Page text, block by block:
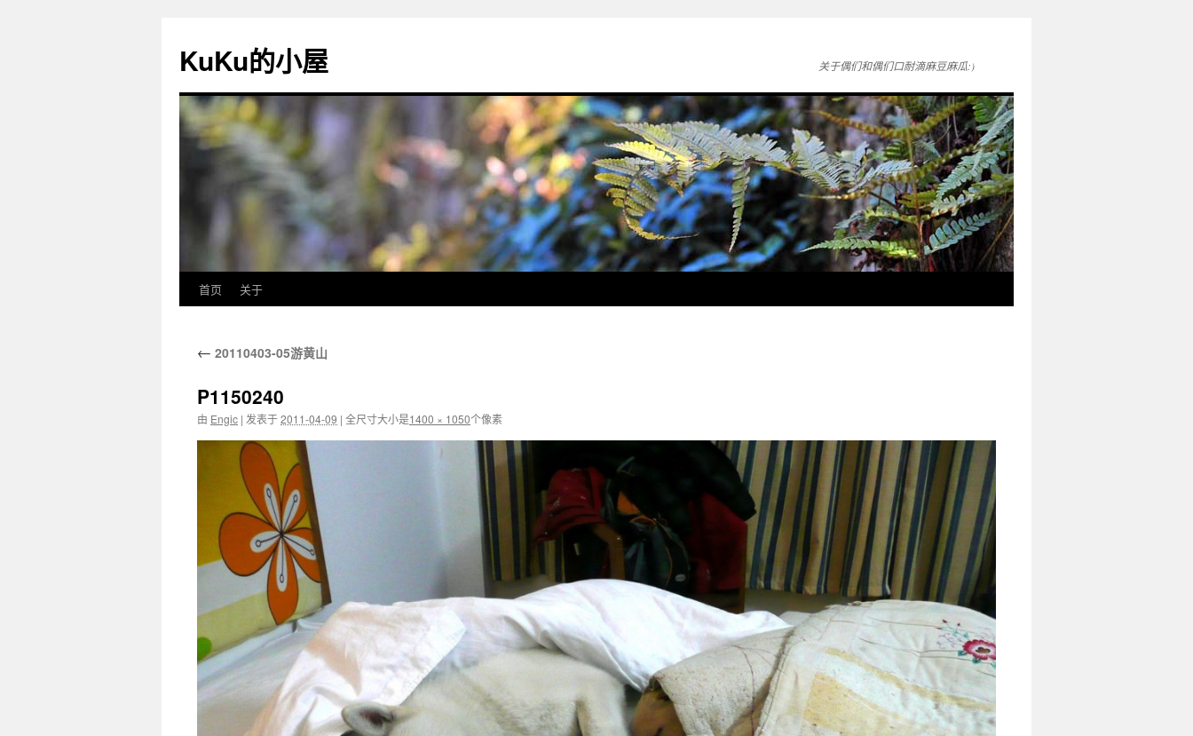
KuKu的小屋 关于偶们和偶们口耐滴麻豆麻瓜:)
首页 关于
← 20110403-05游黄山
P1150240
由 Engic | 发表于2011-04-09 | 全尺寸大小是1400 × 1050个像素